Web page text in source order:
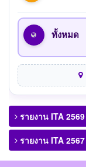
ทั้งหมด
รายงาน ITA 2569
รายงาน ITA 2567